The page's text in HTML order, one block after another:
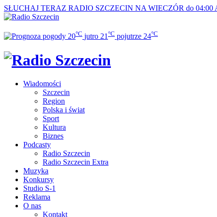
SŁUCHAJ TERAZ RADIO SZCZECIN NA WIECZÓR do 04:00
20°C jutro 21 °C pojutrze 24°C
Wiadomości
Szczecin
Region
Polska i świat
Sport
Kultura
Biznes
Podcasty
Radio Szczecin
Radio Szczecin Extra
Muzyka
Konkursy
Studio S-1
Reklama
O nas
Kontakt